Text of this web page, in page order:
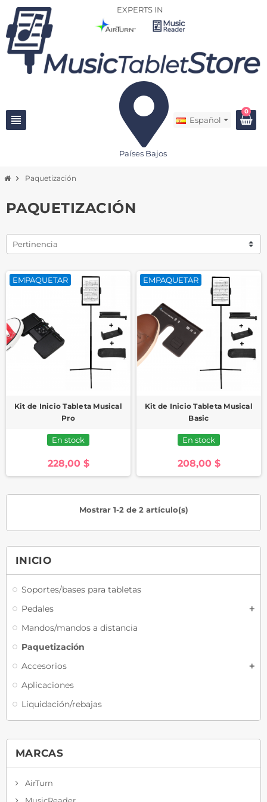
EXPERTS IN
view_headline
Países Bajos
Español
0
chevron_right Paquetización
INICIO
Soportes/bases para tabletas
Pedales
Mandos/mandos a distancia
Paquetización
Accesorios
Aplicaciones
Liquidación/rebajas
MARCAS
AirTurn
MusicReader
PAQUETIZACIÓN
Pertinencia
EMPAQUETAR
Kit de Inicio Tableta Musical
Pro
En stock
228,00 $
EMPAQUETAR
Kit de Inicio Tableta Musical
Basic
En stock
208,00 $
Mostrar 1-2 de 2 artículo(s)